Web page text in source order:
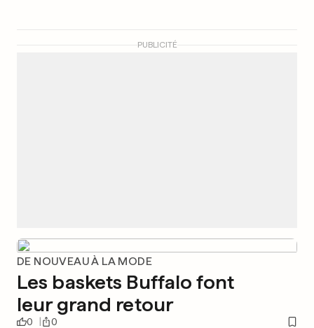
PUBLICITÉ
DE NOUVEAU À LA MODE
Les baskets Buffalo font
leur grand retour
0 0